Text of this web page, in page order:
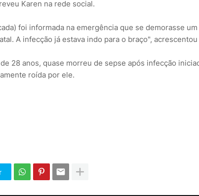
Karen na rede social.
foi informada na emergência que se demorasse
A infecção já estava indo para o braço", acrescentou
28 anos, quase morreu de sepse após infecção
roída por ele.